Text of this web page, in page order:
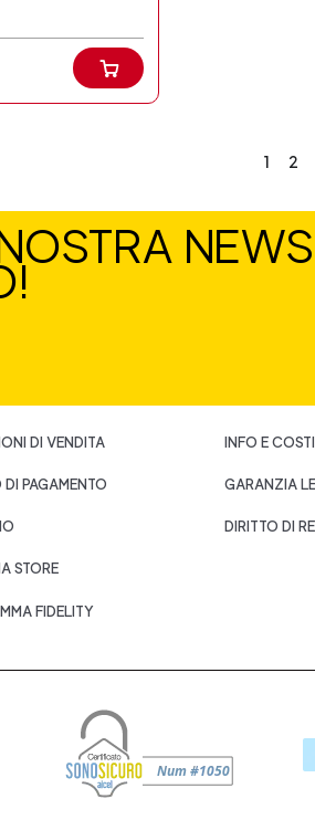
1 2
DI VENDITA
DI PAGAMENTO
STORE
FIDELITY
INFO E
GARANZIA
DIRITTO DI